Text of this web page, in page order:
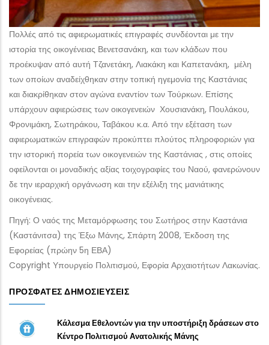
Πολλές από τις αφιερωματικές επιγραφές συνδέονται με την
ιστορία της οικογένειας Βενετσανάκη, και των κλάδων που
προέκυψαν από αυτή Τζανετάκη, Λιακάκη και Καπετανάκη, μέλη
των οποίων αναδείχθηκαν στην τοπική ηγεμονία της Καστάνιας
και διακρίθηκαν στον αγώνα εναντίον των Τούρκων. Επίσης
υπάρχουν αφιερώσεις των οικογενειών Χουσιανάκη, Πουλάκου,
Φρονιμάκη, Σωτηράκου, Ταβάκου κ.α. Από την εξέταση των
αφιερωματικών επιγραφών προκύπτει πλούτος πληροφοριών για
την ιστορική πορεία των οικογενειών της Καστάνιας , στις οποίες
οφείλονται οι μοναδικής αξίας τοιχογραφίες του Ναού, φανερώνουν
δε την ιεραρχική οργάνωση και την εξέλιξη της μανιάτικης
οικογένειας.
Πηγή: Ο ναός της Μεταμόρφωσης του Σωτήρος στην Καστάνια
(Καστάνιτσα) της Έξω Μάνης, Σπάρτη 2008, Έκδοση της
Εφορείας (πρώην 5η ΕΒΑ)
Copyright Υπουργείο Πολιτισμού, Εφορία Αρχαιοτήτων Λακωνίας.
ΠΡΌΣΦΑΤΕΣ ΔΗΜΟΣΙΕΎΣΕΙΣ
Κάλεσμα Εθελοντών για την υποστήριξη δράσεων στο
Κέντρο Πολιτισμού Ανατολικής Μάνης